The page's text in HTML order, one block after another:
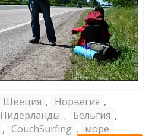
Швеция , Норвегия ,
Нидерланды , Бельгия ,
, CouchSurfing , море